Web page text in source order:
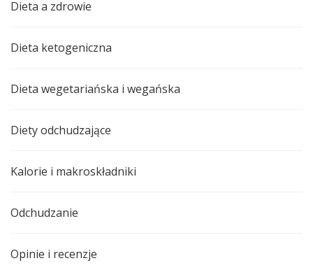
Dieta a zdrowie
Dieta ketogeniczna
Dieta wegetariańska i wegańska
Diety odchudzające
Kalorie i makroskładniki
Odchudzanie
Opinie i recenzje